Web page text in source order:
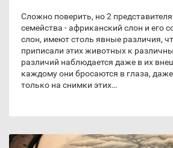
Сложно поверить, но 2
семейства - африканский слон и его
слон, имеют столь явные различия,
приписали этих животных к
различий наблюдается даже в их
каждому они бросаются в глаза,
только на снимки этих…